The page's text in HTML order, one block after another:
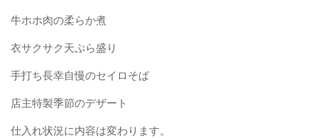
牛ホホ肉の柔らか煮
衣サクサク天ぷら盛り
手打ち長幸自慢のセイロそば
店主特製季節のデザート
仕入れ状況に内容は変わります。